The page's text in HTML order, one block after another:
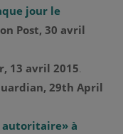
jour le
Post, 30 avril
13 avril 2015.
29th April
autoritaire» à